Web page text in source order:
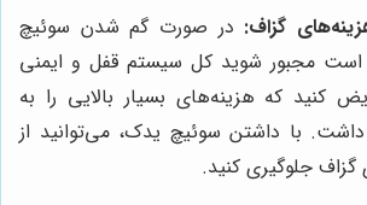
گزاف: در صورت گم شدن سوئیچ
مجبور شوید کل سیستم قفل و ایمنی
کنید که هزینه‌های بسیار بالایی را به
با داشتن سوئیچ یدک، می‌توانید از
گزاف جلوگیری کنید.